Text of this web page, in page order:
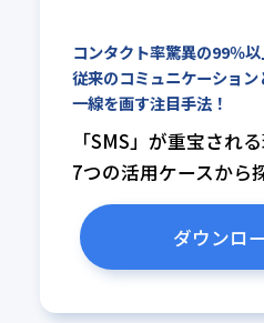
コンタクト率驚異の99％以
従来のコミュニケーション
一線を画す注目手法！
「SMS」が重宝され
7つの活用ケースから
ダウンロ